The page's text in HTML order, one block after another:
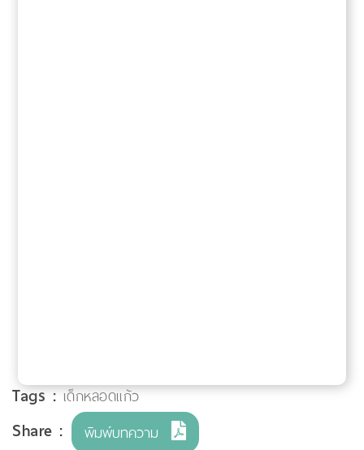
Tags :เด็กหลอดแก้ว
Share : พิมพ์บทความ